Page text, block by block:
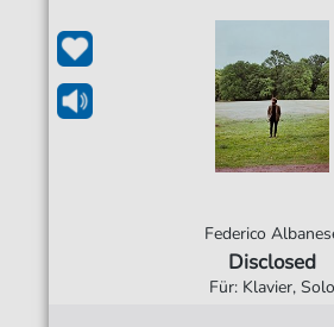
Federico
Disclosed
Für: Klavier, Solo